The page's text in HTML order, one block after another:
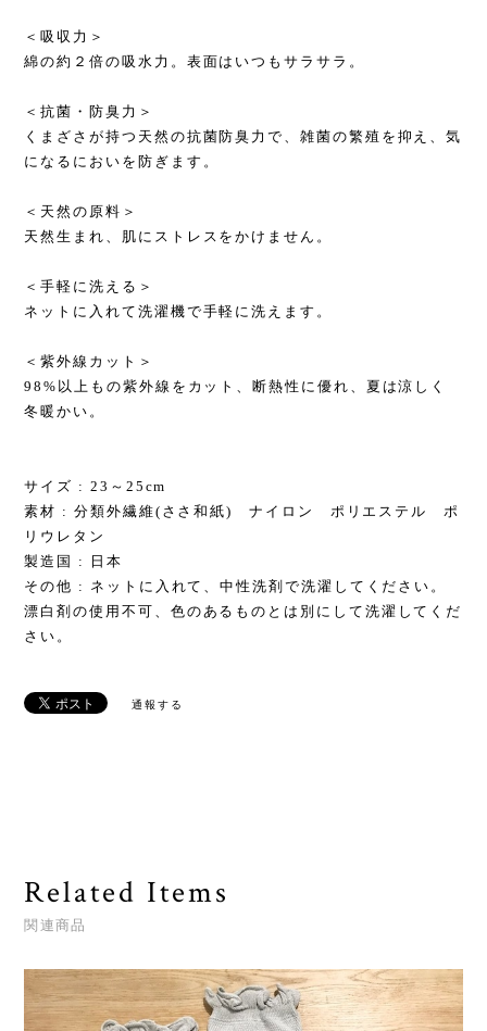
＜吸収力＞
綿の約２倍の吸水力。表面はいつもサラサラ。
＜抗菌・防臭力＞
くまざさが持つ天然の抗菌防臭力で、雑菌の繁殖を抑え、気
になるにおいを防ぎます。
＜天然の原料＞
天然生まれ、肌にストレスをかけません。
＜手軽に洗える＞
ネットに入れて洗濯機で手軽に洗えます。
＜紫外線カット＞
98%以上もの紫外線をカット、断熱性に優れ、夏は涼しく
冬暖かい。
サイズ : 23～25cm
素材 : 分類外繊維(ささ和紙) ナイロン ポリエステル ポ
リウレタン
製造国 : 日本
その他 : ネットに入れて、中性洗剤で洗濯してください。
漂白剤の使用不可、色のあるものとは別にして洗濯してくだ
さい。
通報する
Related Items
関連商品